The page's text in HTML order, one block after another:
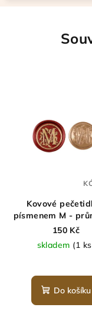
Kovové
písmenem M -
mm
150 Kč
skladem (1
Do košíku